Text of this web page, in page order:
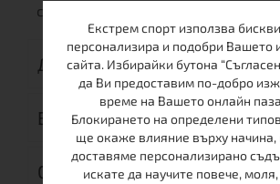
се отделят лесно за дълбоко
ДОСТАВКА
ВРЪЩАНЕ
ОТЗИВИ (0)
Екстрем спорт използва
персонализира и подобри Вашето
сайта. Избирайки бутона
да Ви предоставим по-добро
време на Вашето онлайн
Блокирането на определени
ще окаже влияние върху начина,
доставяме персонализирано
искате да научите повече,